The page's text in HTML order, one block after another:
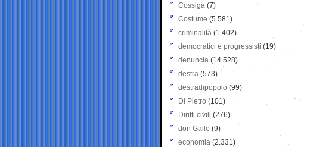
Cossiga (7)
Costume (5.581)
criminalità (1.402)
democratici e progressisti (19)
denuncia (14.528)
destra (573)
destradipopolo (99)
Di Pietro (101)
Diritti civili (276)
don Gallo (9)
economia (2.331)